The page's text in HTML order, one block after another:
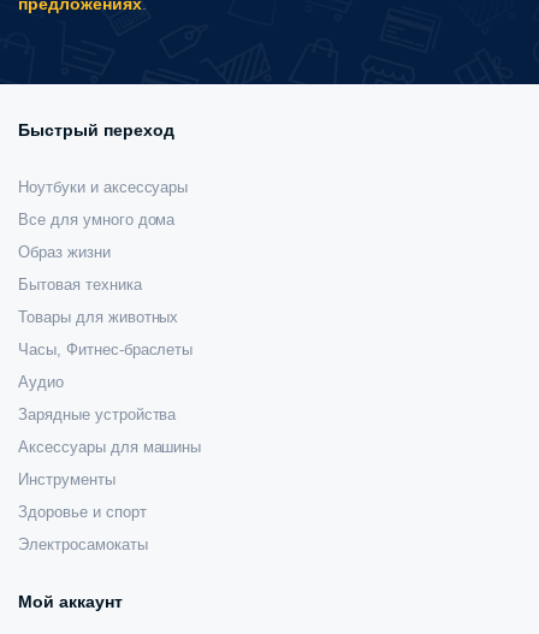
Быстрый переход
Ноутбуки и аксессуары
Все для умного дома
Образ жизни
Бытовая техника
Товары для животных
Часы, Фитнес-браслеты
Аудио
Зарядные устройства
Аксессуары для машины
Инструменты
Здоровье и спорт
Электросамокаты
Мой аккаунт